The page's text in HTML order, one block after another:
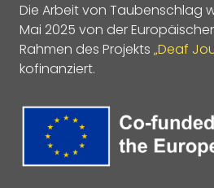
Die Arbeit von Taubenschlag
Mai 2025 von der
Rahmen des Projekts „Deaf
kofinanziert.